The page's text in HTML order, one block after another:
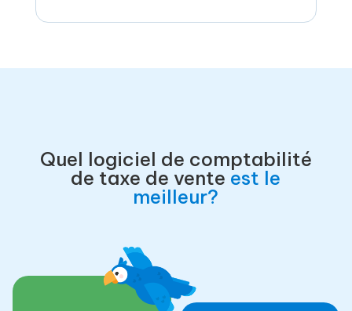
Quel logiciel de comptabilité
de taxe de vente est le
meilleur?